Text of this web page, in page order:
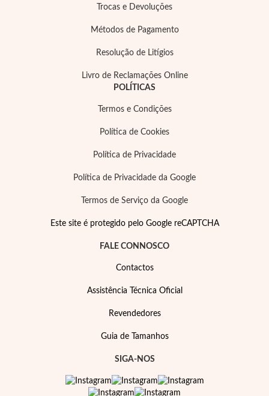
Trocas e Devoluções
Métodos de Pagamento
Resolução de Litígios
Livro de Reclamações Online
POLÍTICAS
Termos e Condições
Política de Cookies
Política de Privacidade
Política de Privacidade da Google
Termos de Serviço da Google
Este site é protegido pelo Google reCAPTCHA
FALE CONNOSCO
Contactos
Assistência Técnica Oficial
Revendedores
Guia de Tamanhos
SIGA-NOS